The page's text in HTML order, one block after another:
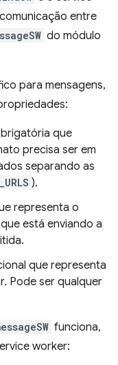
entre
do módulo
para mensagens,
que
precisa ser em
separando as
).
representa o
está enviando a
que representa
Pode ser qualquer
funciona,
worker: